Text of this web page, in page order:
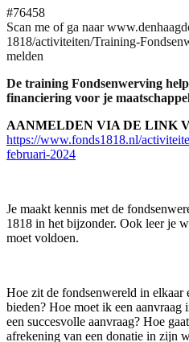
#76458
Scan me of ga naar
1818/activiteiten/Training-
melden
De training Fondsenwerving
financiering voor je
AANMELDEN VIA DE LINK
https://www.fonds1818.nl/
februari-2024
Je maakt kennis met de
1818 in het bijzonder. Ook leer je
moet voldoen.
Hoe zit de fondsenwereld in elkaar
bieden? Hoe moet ik een
een succesvolle aanvraag? Hoe
afrekening van een donatie in zijn